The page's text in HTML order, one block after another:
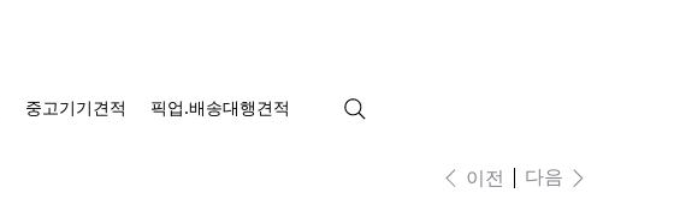
중고기기견적 픽업.배송대행견적
이전 다음